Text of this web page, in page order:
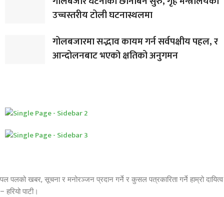
उच्चस्तरीय टोली घटनास्थलमा
गोलबजारमा सद्भाव कायम गर्न सर्वपक्षीय पहल, र
आन्दोलनबाट भएको क्षतिको अनुगमन
पल पलको खबर, सूचना र मनोरञ्जन प्रदान गर्ने र कुसल पत्रकारिता गर्ने हाम्रो दायित्व
– हरियो पाटी।